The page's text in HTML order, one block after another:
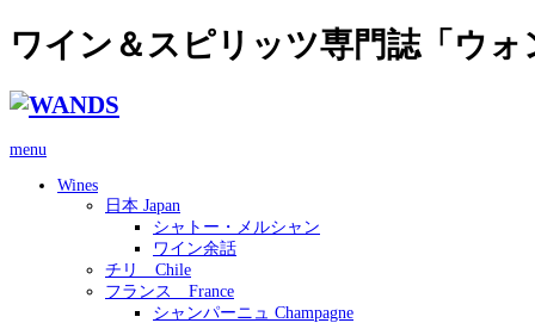
ワイン＆スピリッツ専門誌「ウォ
menu
Wines
日本 Japan
シャトー・メルシャン
ワイン余話
チリ Chile
フランス France
シャンパーニュ Champagne